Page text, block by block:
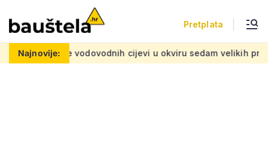
Pretplata
Najnovije:
vodovodnih cijevi u okviru sedam velikih projekata: Iznos